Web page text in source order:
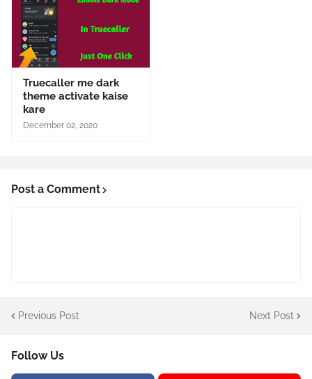
Truecaller me dark
theme activate kaise
kare
December 02, 2020
Post a Comment
Previous Post Next Post
Follow Us